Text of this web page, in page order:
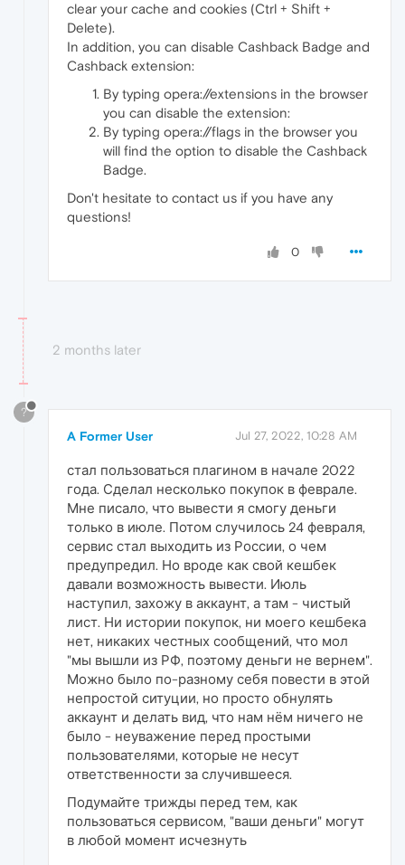
clear your cache and cookies (Ctrl + Shift +
Delete).
In addition, you can disable Cashback Badge and
Cashback extension:
By typing opera://extensions in the browser
you can disable the extension:
By typing opera://flags in the browser you
will find the option to disable the Cashback
Badge.
Don't hesitate to contact us if you have any
questions!
0
2 months later
?
A Former User Jul 27, 2022, 10:28 AM
стал пользоваться плагином в начале 2022
года. Сделал несколько покупок в феврале.
Мне писало, что вывести я смогу деньги
только в июле. Потом случилось 24 февраля,
сервис стал выходить из России, о чем
предупредил. Но вроде как свой кешбек
давали возможность вывести. Июль
наступил, захожу в аккаунт, а там - чистый
лист. Ни истории покупок, ни моего кешбека
нет, никаких честных сообщений, что мол
"мы вышли из РФ, поэтому деньги не вернем".
Можно было по-разному себя повести в этой
непростой ситуции, но просто обнулять
аккаунт и делать вид, что нам нём ничего не
было - неуважение перед простыми
пользователями, которые не несут
ответственности за случившееся.
Подумайте трижды перед тем, как
пользоваться сервисом, "ваши деньги" могут
в любой момент исчезнуть